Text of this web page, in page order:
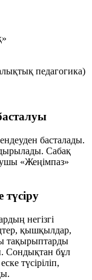
педагогика)
басталады.
Сабақ
«Жеңімпаз»
негізгі
қышқылдар,
тақырыптарды
Сондықтан бұл
түсіріліп,